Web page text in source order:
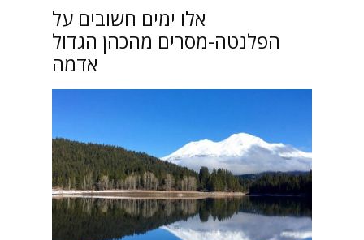
אלו ימים חשובים על
הפלנטה-מסרים מהכהן הגדול
אדמה